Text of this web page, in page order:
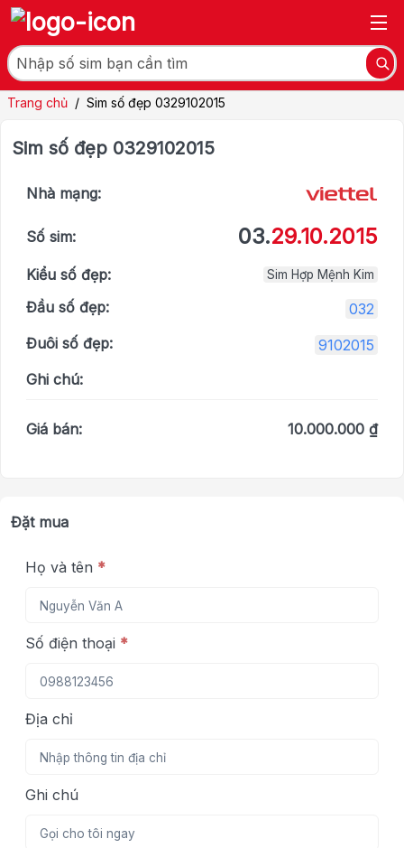
Trang chủ / Sim số đẹp 0329102015
Sim số đẹp 0329102015
Nhà mạng:
Số sim: 03.29.10.2015
Kiểu số đẹp: Sim Hợp Mệnh Kim
Đầu số đẹp:
032
Đuôi số đẹp:
9102015
Ghi chú:
Giá bán: 10.000.000 ₫
Đặt mua
Họ và tên *
Số điện thoại *
Địa chỉ
Ghi chú